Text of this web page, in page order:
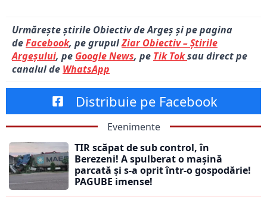
Urmărește știrile Obiectiv de Argeș și pe pagina
deFacebook, pe grupulZiar Obiectiv – Știrile
Argeșului, pe Google News, pe Tik Toksau direct pe
canalul de WhatsApp
Distribuie pe Facebook
Evenimente
TIR scăpat de sub control, în
Berezeni! A spulberat o mașină
parcată și s-a oprit într-o gospodărie!
PAGUBE imense!